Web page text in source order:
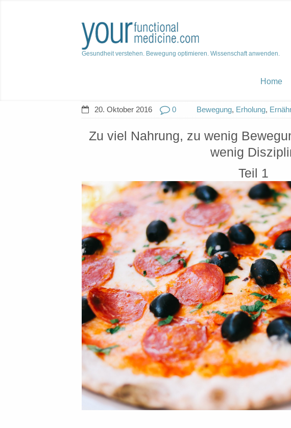
Gesundheit verstehen. Bewegung optimieren. Wissenschaft anwenden.
Home
20. Oktober 2016 0 Bewegung, Erholung,
Zu viel Nahrung, zu wenig
wenig
Teil 1